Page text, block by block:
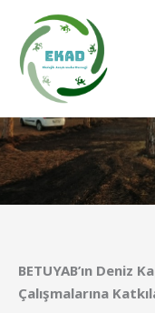
BETUYAB’ın Deniz
Çalışmalarına